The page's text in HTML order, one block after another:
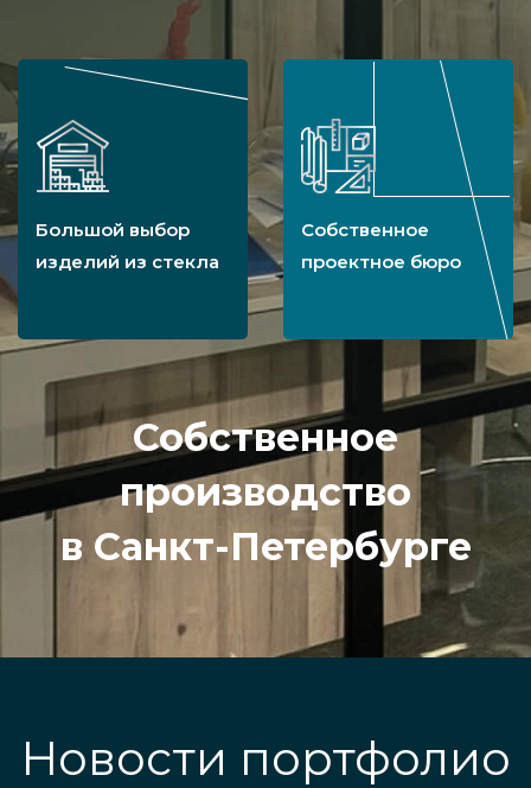
Большой выбор
изделий из стекла
Собственное
проектное бюро
Собственное
производство
в Санкт-Петербурге
Новости портфолио